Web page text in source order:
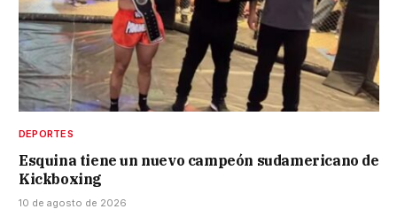
DEPORTES
Esquina tiene un nuevo campeón sudamericano de
Kickboxing
10 de agosto de 2026